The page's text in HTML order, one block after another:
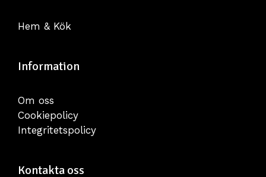
Hem & Kök
Information
Om oss
Cookiepolicy
Integritetspolicy
Kontakta oss